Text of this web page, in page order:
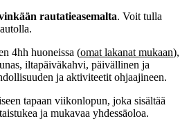
rautatieasemalta. Voit tulla
4hh huoneissa (omat lakanat mukaan),
iltapäiväkahvi, päivällinen ja
ja aktiviteetit ohjaajineen.
tapaan viikonlopun, joka sisältää
ja mukavaa yhdessäoloa.